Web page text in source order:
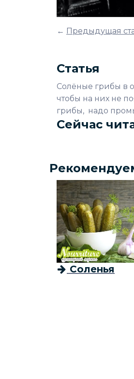
← Предыдущая
Статья
Солёные грибы в
чтобы на них не
грибы, надо
Сейчас
Соленья